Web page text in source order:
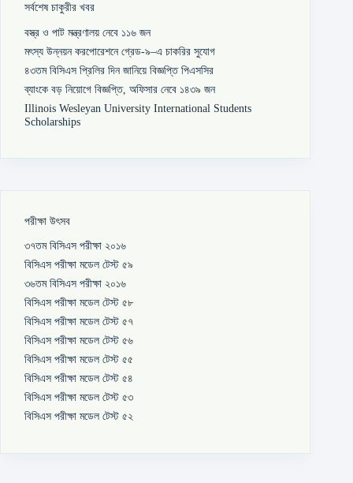
সর্বশেষ চাকুরীর খবর
বস্ত্র ও পাট মন্ত্রণালয় নেবে ১১৬ জন
মৎস্য উন্নয়ন করপোরেশনে গ্রেড-৯–এ চাকরির সুযোগ
৪৩তম বিসিএস প্রিলির দিন জানিয়ে বিজ্ঞপ্তি পিএসসির
ব্যাংকে বড় নিয়োগে বিজ্ঞপ্তি, অফিসার নেবে ১৪৩৯ জন
Illinois Wesleyan University International Students
Scholarships
পরীক্ষা উৎসব
৩৭তম বিসিএস পরীক্ষা ২০১৬
বিসিএস পরীক্ষা মডেল টেস্ট ৫৯
৩৬তম বিসিএস পরীক্ষা ২০১৬
বিসিএস পরীক্ষা মডেল টেস্ট ৫৮
বিসিএস পরীক্ষা মডেল টেস্ট ৫৭
বিসিএস পরীক্ষা মডেল টেস্ট ৫৬
বিসিএস পরীক্ষা মডেল টেস্ট ৫৫
বিসিএস পরীক্ষা মডেল টেস্ট ৫৪
বিসিএস পরীক্ষা মডেল টেস্ট ৫৩
বিসিএস পরীক্ষা মডেল টেস্ট ৫২